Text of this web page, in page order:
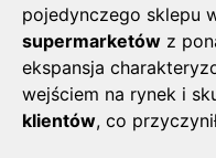
pojedynczego sklepu
supermarketów z
ekspansja
wejściem na rynek i
klientów, co